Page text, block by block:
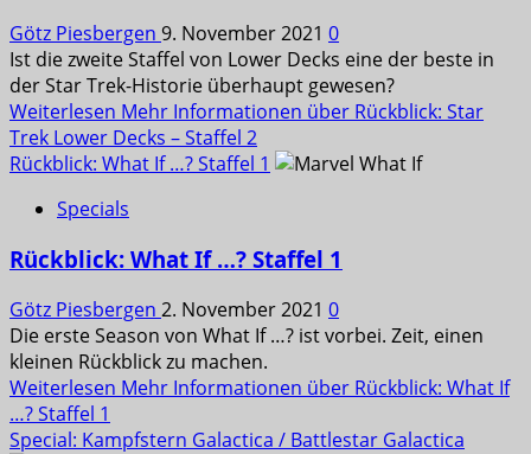
Götz Piesbergen 9. November 2021 0
Ist die zweite Staffel von Lower Decks eine der beste in
der Star Trek-Historie überhaupt gewesen?
Weiterlesen Mehr Informationen über Rückblick: Star
Trek Lower Decks – Staffel 2
Rückblick: What If …? Staffel 1
Specials
Rückblick: What If …? Staffel 1
Götz Piesbergen 2. November 2021 0
Die erste Season von What If …? ist vorbei. Zeit, einen
kleinen Rückblick zu machen.
Weiterlesen Mehr Informationen über Rückblick: What If
…? Staffel 1
Special: Kampfstern Galactica / Battlestar Galactica